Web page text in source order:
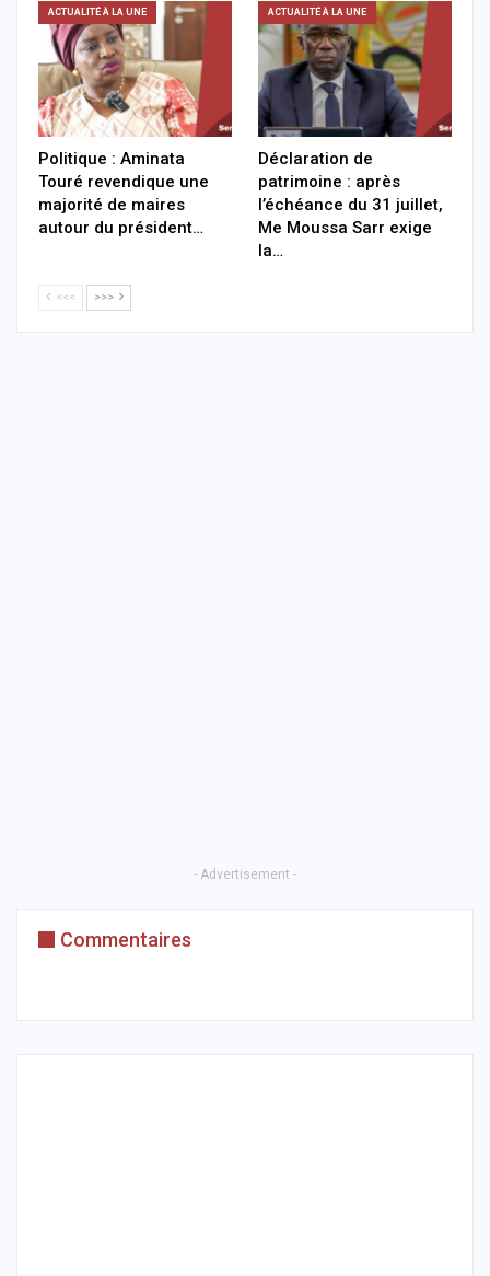
ACTUALITÉ À LA UNE
Politique : Aminata
Touré revendique une
majorité de maires
autour du président…
ACTUALITÉ À LA UNE
Déclaration de
patrimoine : après
l’échéance du 31 juillet,
Me Moussa Sarr exige
la…
<<< >>>
- Advertisement -
Commentaires